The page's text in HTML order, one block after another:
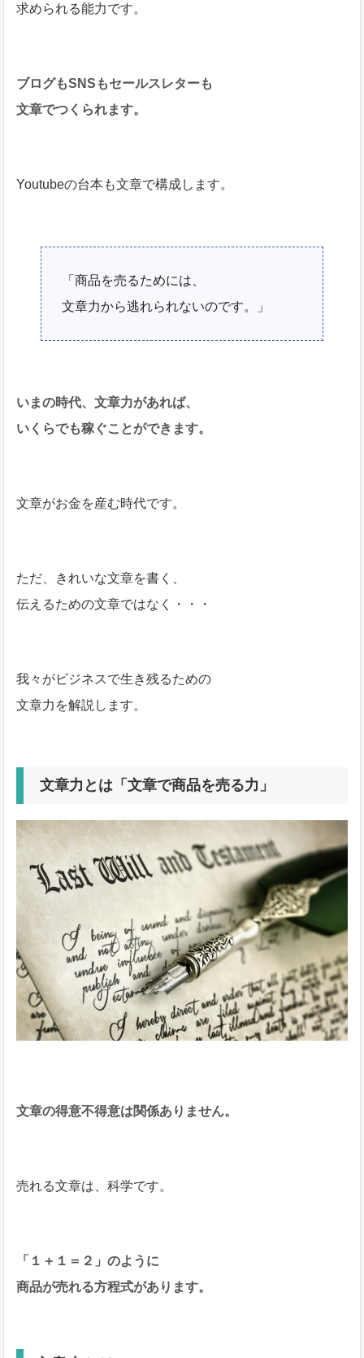
求められる能力です。
ブログもSNSもセールスレターも
文章でつくられます。
Youtubeの台本も文章で構成します。
「商品を売るためには、
文章力から逃れられないのです。」
いまの時代、文章力があれば、
いくらでも稼ぐことができます。
文章がお金を産む時代です。
ただ、きれいな文章を書く、
伝えるための文章ではなく・・・
我々がビジネスで生き残るための
文章力を解説します。
文章力とは「文章で商品を売る力」
文章の得意不得意は関係ありません。
売れる文章は、科学です。
「１＋１＝２」のように
商品が売れる方程式があります。